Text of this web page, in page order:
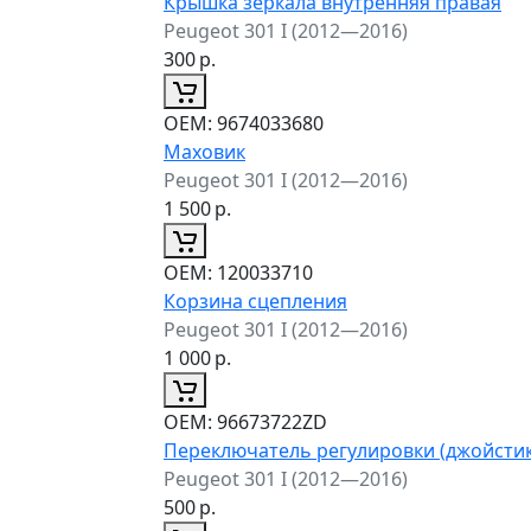
Peugeot 301 I (2012—2016)
300р.
ОЕМ: 9674033680
Маховик
Peugeot 301 I (2012—2016)
1 500р.
ОЕМ: 120033710
Корзина сцепления
Peugeot 301 I (2012—2016)
1 000р.
ОЕМ: 96673722ZD
Переключатель регулировки
Peugeot 301 I (2012—2016)
500р.